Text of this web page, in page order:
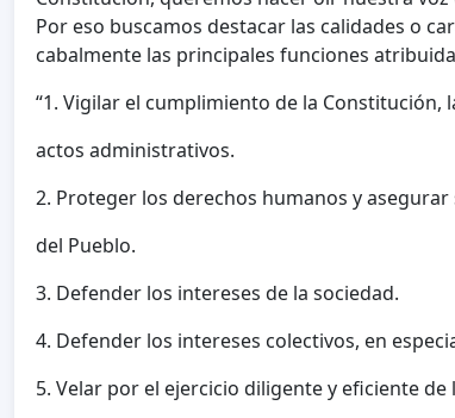
Por eso buscamos destacar las calidades o
cabalmente las principales funciones
“1. Vigilar el cumplimiento de la Constitución,
actos administrativos.
2. Proteger los derechos humanos y
del Pueblo.
3. Defender los intereses de la sociedad.
4. Defender los intereses colectivos, en
5. Velar por el ejercicio diligente y eficiente